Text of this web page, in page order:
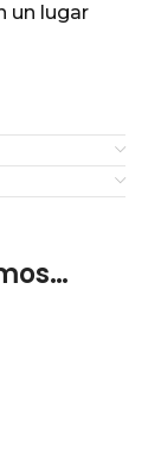
un lugar